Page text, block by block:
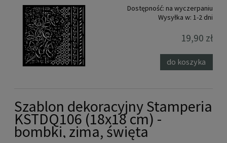
Dostępność: na wyczerpaniu
Wysyłka w: 1-2 dni
19,90 zł
do koszyka
Szablon dekoracyjny Stamperia
KSTDQ106 (18x18 cm) -
bombki, zima, święta